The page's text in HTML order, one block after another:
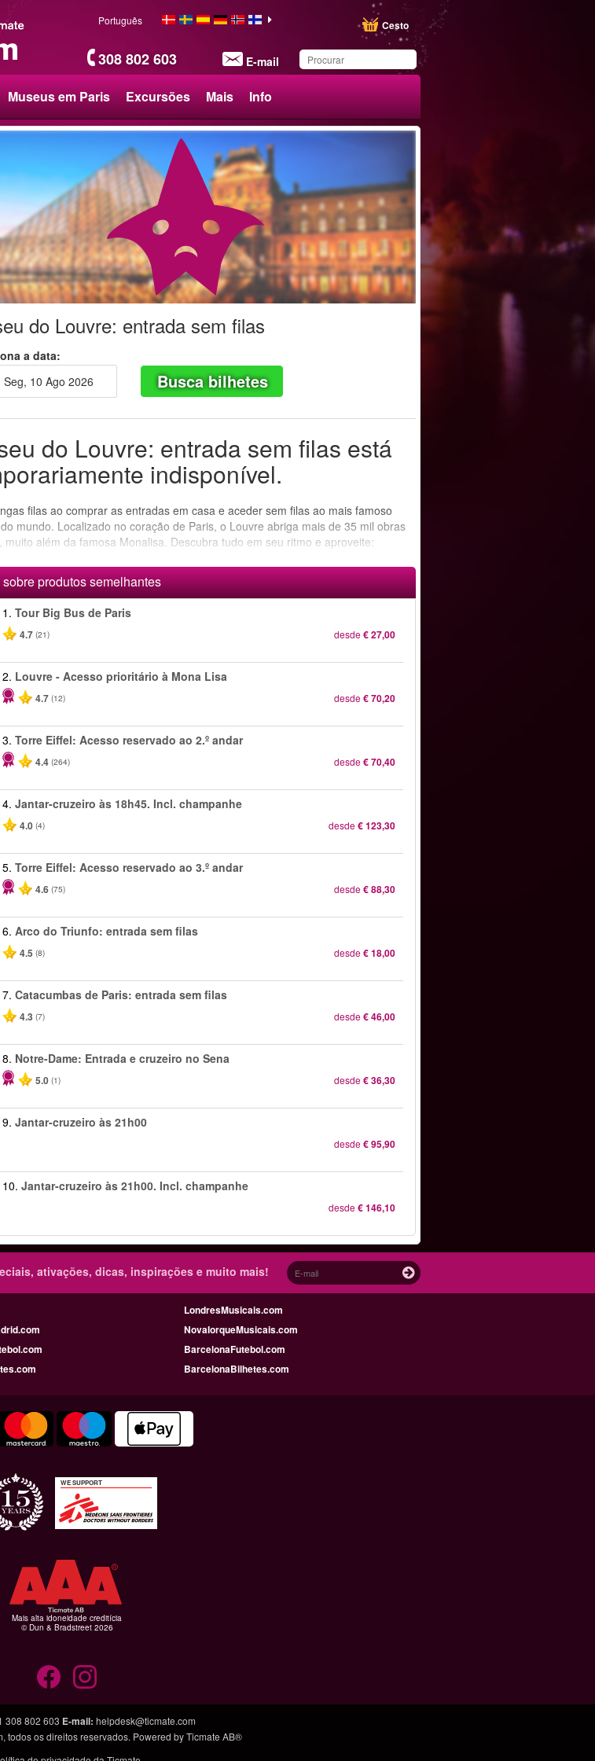
308 802 603 E-mail
Cesto
Português
Museus em Paris Excursões Mais Info
Produto salvo na lista de
do Louvre: entrada sem filas
a data:
Seg, 10 Ago 2026
Busca bilhetes
do Louvre: entrada sem filas está
indisponível.
filas ao comprar as entradas em casa e aceder sem filas ao mais famoso
mundo. Localizado no coração de Paris, o Louvre abriga mais de 35 mil obras
muito além da famosa Monalisa. Descubra tudo em seu ritmo e aproveite:
produtos semelhantes
1.Tour Big Bus de Paris
4.7 (21) desde€ 27,00
2. Louvre - Acesso prioritário à Mona Lisa
4.7 (12) desde€ 70,20
3.Torre Eiffel: Acesso reservado ao 2.º andar
4.4 (264) desde€ 70,40
4.Jantar-cruzeiro às 18h45. Incl. champanhe
4.0 (4) desde€ 123,30
5.Torre Eiffel: Acesso reservado ao 3.º andar
4.6 (75) desde€ 88,30
6.Arco do Triunfo: entrada sem filas
4.5 (8) desde€ 18,00
7.Catacumbas de Paris: entrada sem filas
4.3 (7) desde€ 46,00
8. Notre-Dame: Entrada e cruzeiro no Sena
5.0 (1) desde€ 36,30
9.Jantar-cruzeiro às 21h00
desde€ 95,90
10.Jantar-cruzeiro às 21h00. Incl. champanhe
desde€ 146,10
ativações, dicas, inspirações e muito mais!
LondresMusicais.com
NovaIorqueMusicais.com
BarcelonaFutebol.com
BarcelonaBilhetes.com
WE SUPPORT
Mais alta idoneidade creditícia
© Dun & Bradstreet 2026
308 802 603 E-mail: helpdesk@ticmate.com
, todos os direitos reservados. Powered byTicmate AB®